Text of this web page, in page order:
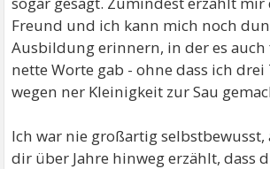
Freund und ich kann mich noch
Ausbildung erinnern, in der es
nette Worte gab - ohne dass ich drei
wegen ner Kleinigkeit zur Sau
Ich war nie großartig selbstbewusst,
dir über Jahre hinweg erzählt, dass